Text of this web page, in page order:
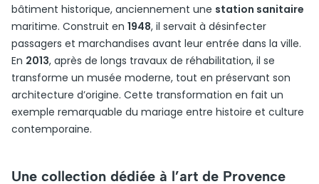
bâtiment historique, anciennement une station sanitaire
maritime. Construit en 1948, il servait à désinfecter
passagers et marchandises avant leur entrée dans la ville.
En 2013, après de longs travaux de réhabilitation, il se
transforme un musée moderne, tout en préservant son
architecture d’origine. Cette transformation en fait un
exemple remarquable du mariage entre histoire et culture
contemporaine.
Une collection dédiée à l’art de Provence